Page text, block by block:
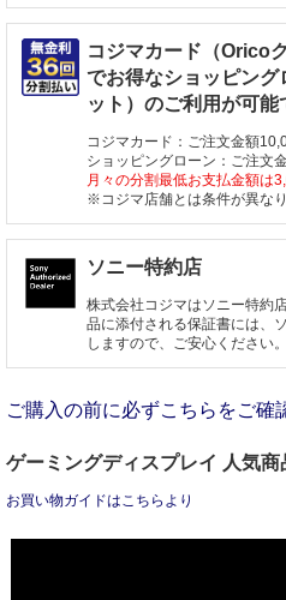
コジマカード（Orico
でお得なショッピン
ット）のご利用が可能
コジマカード：ご注文金額
ショッピングローン：ご注文
月々の分割最低お支払金額は
※コジマ店舗とは条件が異なり
ソニー特約店
株式会社コジマはソニー特約
品に添付される保証書には、
しますので、ご安心ください。
ご購入の前に必ずこちらをご確
ゲーミングディスプレイ 人気商
お買い物ガイドはこちらより